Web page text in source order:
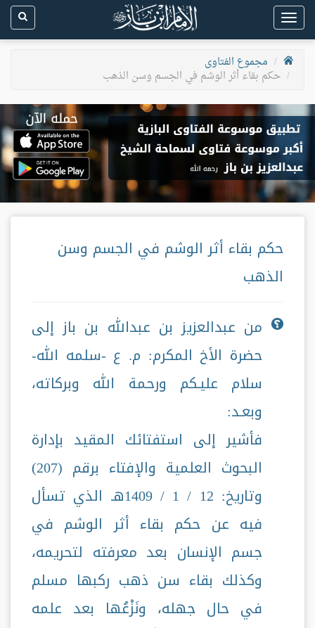
Toggle
navigation
مجموع الفتاوى
حكم بقاء أثر الوشم في الجسم وسن الذهب
حكم بقاء أثر الوشم في الجسم وسن
الذهب
من عبدالعزيز بن عبدالله بن باز إلى
حضرة الأخ المكرم: م. ع -سلمه الله-
سلام عليـكم ورحمة الله وبركاته،
وبعـد:
فأشير إلى استفتائك المقيد بإدارة
البحوث العلمية والإفتاء برقم (207)
وتاريخ: 12 / 1 / 1409هـ الذي تسأل
فيه عن حكم بقاء أثر الوشم في
جسم الإنسان بعد معرفته لتحريمه،
وكذلك بقاء سن ذهب ركبها مسلم
في حال جهله، ونَزْعُها بعد علمه